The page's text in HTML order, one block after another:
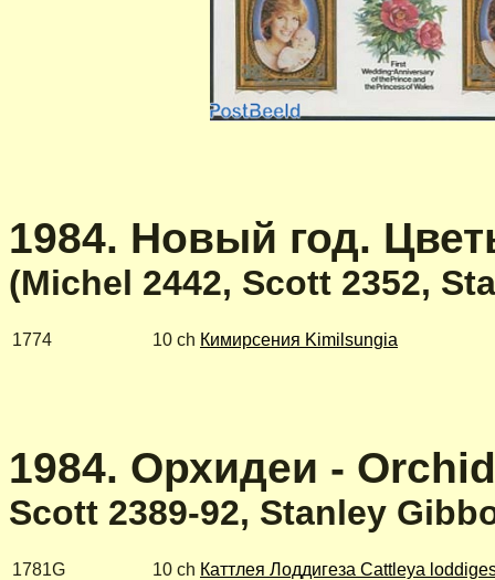
1984. Новый год.
(Michel 2442, Scott 2352,
1774 10 ch Кимирсения Kimilsungia
1984. Орхидеи -
Scott 2389-92, Stanley
1781G 10 ch Каттлея Лоддигеза Cattleya